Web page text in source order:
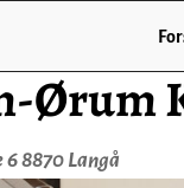
Ørum
8870 Langå